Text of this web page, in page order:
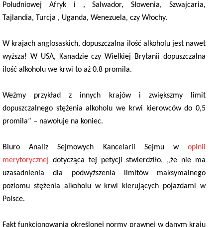
Południowej Afryk i , Salwador, Słowenia, Szwajcaria,
Tajlandia, Turcja , Uganda, Wenezuela, czy Włochy.
W krajach anglosaskich, dopuszczalna ilość alkoholu jest nawet
wyższa! W USA, Kanadzie czy Wielkiej Brytanii dopuszczalna
ilość alkoholu we krwi to aż 0.8 promila.
Weźmy przykład z innych krajów i zwiększmy limit
dopuszczalnego stężenia alkoholu we krwi kierowców do 0,5
promila” – nawołuje na koniec.
Biuro Analiz Sejmowych Kancelarii Sejmu w opinii
merytorycznej dotycząca tej petycji stwierdziło, „że nie ma
uzasadnienia dla podwyższenia limitów maksymalnego
poziomu stężenia alkoholu w krwi kierujących pojazdami w
Polsce.
Fakt funkcjonowania określonej normy prawnej w danym kraju